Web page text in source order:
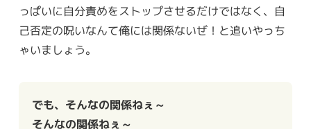
っぱいに自分責めをストップさせるだけではなく、自
己否定の呪いなんて俺には関係ないぜ！と追いやっち
ゃいましょう。
でも、そんなの関係ねぇ～
そんなの関係ねぇ～